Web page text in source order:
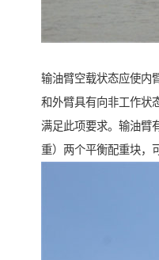
输油臂空载状态应使内
和外臂具有向非工作状
满足此项要求。输油臂
重）两个平衡配重块，